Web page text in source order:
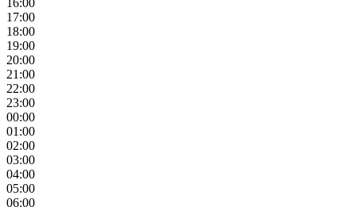
16:00
17:00
18:00
19:00
20:00
21:00
22:00
23:00
00:00
01:00
02:00
03:00
04:00
05:00
06:00